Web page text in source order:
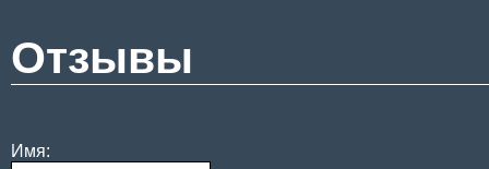
Отзывы
Имя: